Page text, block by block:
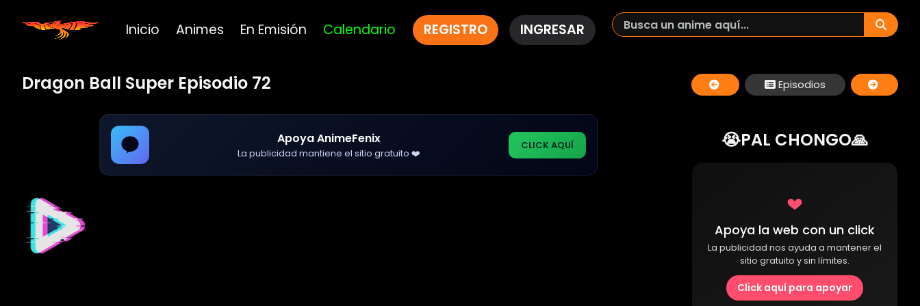
Inicio Animes En Emisión Calendario REGISTRO INGRESAR
Dragon Ball Super Episodio 72 Episodios
Apoya AnimeFenix
La publicidad mantiene el sitio gratuito ❤️
CLICK AQUÍ 😭PAL CHONGO🙏
Apoya la web con un click
La publicidad nos ayuda a mantener el
sitio gratuito y sin límites.
Click aquí para apoyar